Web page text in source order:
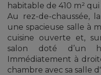
habitable de 410 m²
Au rez-de-chaussée,
une spacieuse salle à
cuisine ouverte et,
salon doté d’un
Immédiatement à
chambre avec sa salle